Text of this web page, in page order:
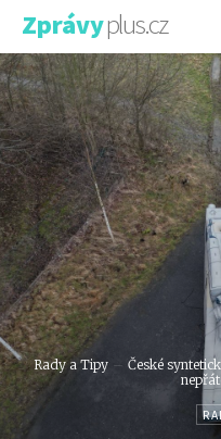
Zprávyplus.cz
Rady a Tipy
České